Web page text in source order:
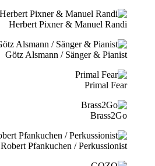
Herbert Pixner & Manuel Randi
Götz Alsmann / Sänger & Pianist
Primal Fear
Brass2Go
Robert Pfankuchen / Perkussionist